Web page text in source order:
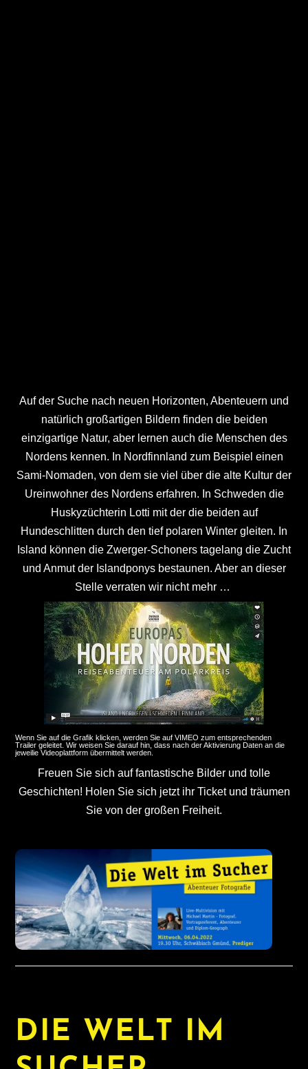
Auf der Suche nach neuen Horizonten, Abenteuern und
natürlich großartigen Bildern finden die beiden
einzigartige Natur, aber lernen auch die Menschen des
Nordens kennen. In Nordfinnland zum Beispiel einen
Sami-Nomaden, von dem sie viel über die alte Kultur der
Ureinwohner des Nordens erfahren. In Schweden die
Huskyzüchterin Lotti mit der die beiden auf
Hundeschlitten durch den tief polaren Winter gleiten. In
Island können die Zwerger-Schoners tagelang die Zucht
und Anmut der Islandponys bestaunen. Aber an dieser
Stelle verraten wir nicht mehr …
Wenn Sie auf die Grafik klicken, werden Sie auf VIMEO zum entsprechenden
Trailer geleitet. Wir weisen Sie darauf hin, dass nach der Aktivierung Daten an die
jeweilie Videoplattform übermittelt werden.
Freuen Sie sich auf fantastische Bilder und tolle
Geschichten! Holen Sie sich jetzt ihr Ticket und träumen
Sie von der großen Freiheit.
DIE WELT IM